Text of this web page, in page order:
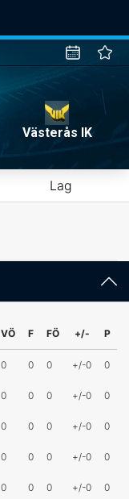
Västerås IK
Lag
VÖ F FÖ +/- P
0 0 0 +/-0 0
0 0 0 +/-0 0
0 0 0 +/-0 0
0 0 0 +/-0 0
0 0 0 +/-0 0